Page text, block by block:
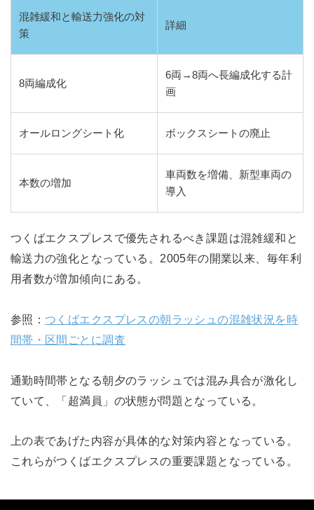
混雑緩和と輸送力強化の対
策
詳細
8両編成化
6両→8両へ長編成化する計
画
オールロングシート化 ボックスシートの廃止
本数の増加
車両数を増備、新型車両の
導入
つくばエクスプレスで優先されるべき課題は混雑緩和と
輸送力の強化となっている。2005年の開業以来、毎年利
用者数が増加傾向にある。
参照：つくばエクスプレスの朝ラッシュの混雑状況を時
間帯・区間ごとに調査
通勤時間帯となる朝夕のラッシュでは混み具合が激化し
ていて、「超満員」の状態が問題となっている。
上の表であげた内容が具体的な対策内容となっている。
これらがつくばエクスプレスの重要課題となっている。